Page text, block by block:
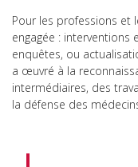
Pour les professions et
engagée : interventions
enquêtes, ou
a œuvré à la
intermédiaires, des
la défense des